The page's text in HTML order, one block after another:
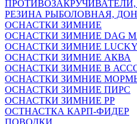
РЕЗИНА РЫБОЛОВНАЯ,
ОСНАСТКИ ЗИМНИЕ
ОСНАСТКИ ЗИМНИЕ DAG
ОСНАСТКИ ЗИМНИЕ LUCKY
ОСНАСТКИ ЗИМНИЕ АКВА
ОСНАСТКИ ЗИМНИЕ В
ОСНАСТКИ ЗИМНИЕ
ОСНАСТКИ ЗИМНИЕ ПИРС
ОСНАСТКИ ЗИМНИЕ РР
ОСТНАСТКА КАРП-ФИДЕР
ПОВОДКИ